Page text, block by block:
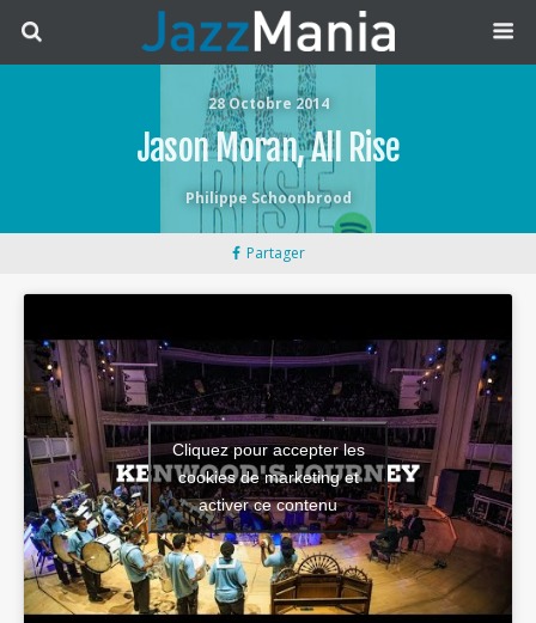
28 Octobre 2014
Jason Moran, All Rise
Philippe Schoonbrood
Partager
Cliquez pour accepter les
cookies de marketing et
activer ce contenu